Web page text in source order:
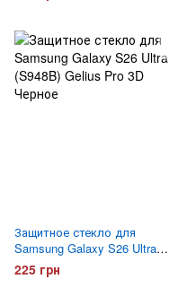
Матовая
Защитное стекло для
Samsung Galaxy S26 Ultra
(S948B) Gelius Pro 3D Черное
225 грн